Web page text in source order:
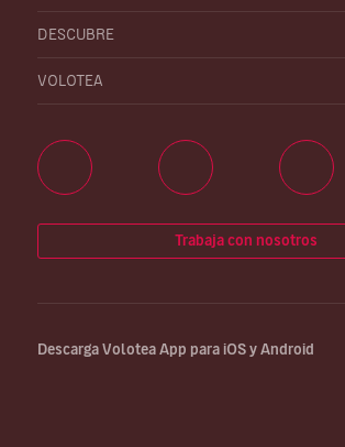
DESCUBRE
VOLOTEA
Trabaja con nosotros
Descarga Volotea App para iOS y Android